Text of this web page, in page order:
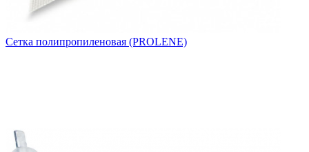
Сетка полипропиленовая (PROLENE)